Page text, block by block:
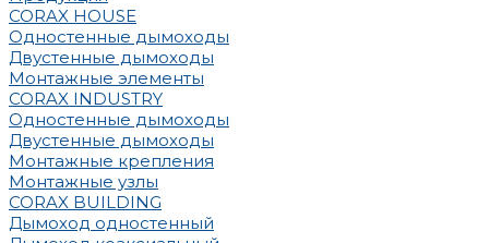
CORAX HOUSE
Одностенные дымоходы
Двустенные дымоходы
Монтажные элементы
CORAX INDUSTRY
Одностенные дымоходы
Двустенные дымоходы
Монтажные крепления
Монтажные узлы
CORAX BUILDING
Дымоход одностенный